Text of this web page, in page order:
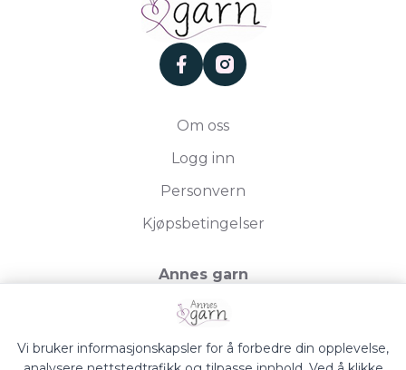
facebookinstagram
Om oss
Logg inn
Personvern
Kjøpsbetingelser
Annes garn
Storgata 19, 2750 Gran
Org.nr. 994050613
Vi bruker informasjonskapsler for å forbedre din opplevelse,